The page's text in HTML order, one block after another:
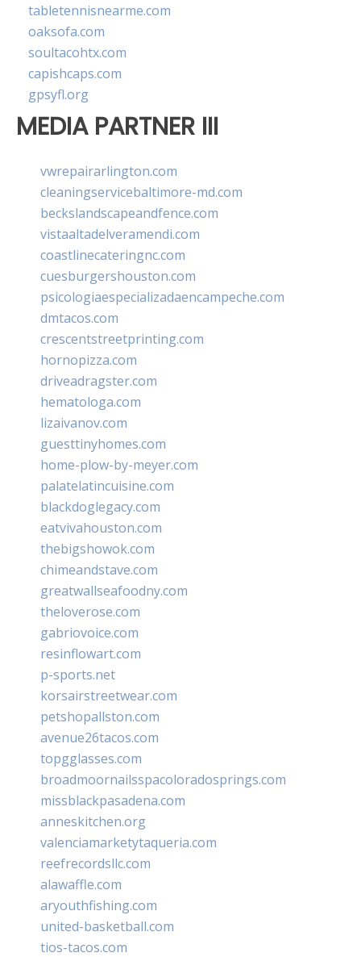
tabletennisnearme.com
oaksofa.com
soultacohtx.com
capishcaps.com
gpsyfl.org
MEDIA PARTNER III
vwrepairarlington.com
cleaningservicebaltimore-md.com
beckslandscapeandfence.com
vistaaltadelveramendi.com
coastlinecateringnc.com
cuesburgershouston.com
psicologiaespecializadaencampeche.com
dmtacos.com
crescentstreetprinting.com
hornopizza.com
driveadragster.com
hematologa.com
lizaivanov.com
guesttinyhomes.com
home-plow-by-meyer.com
palatelatincuisine.com
blackdoglegacy.com
eatvivahouston.com
thebigshowok.com
chimeandstave.com
greatwallseafoodny.com
theloverose.com
gabriovoice.com
resinflowart.com
p-sports.net
korsairstreetwear.com
petshopallston.com
avenue26tacos.com
topgglasses.com
broadmoornailsspacoloradosprings.com
missblackpasadena.com
anneskitchen.org
valenciamarketytaqueria.com
reefrecordsllc.com
alawaffle.com
aryouthfishing.com
united-basketball.com
tios-tacos.com